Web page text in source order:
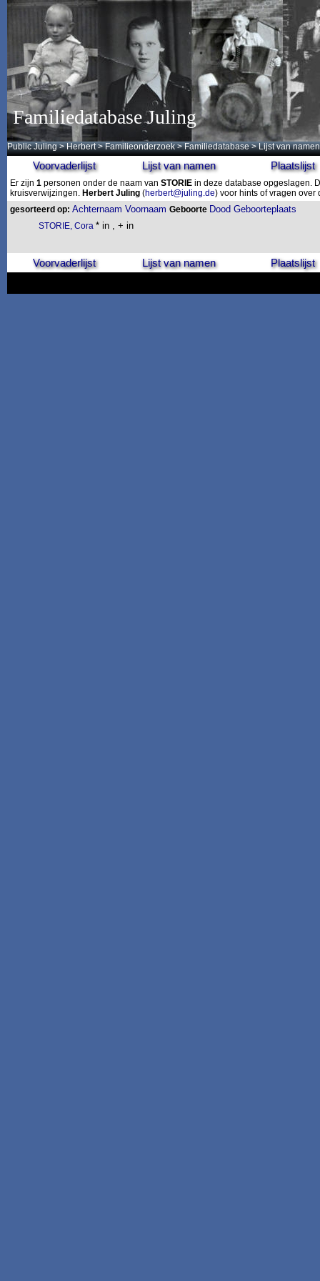
Familiedatabase Juling
Public Juling >Herbert >Familieonderzoek >Familiedatabase > Lijst van namen
Voorvaderlijst Lijst van namen Plaatslijst
Er zijn 1 personen onder de naam van STORIE in deze database opgeslagen.
kruisverwijzingen. Herbert Juling (herbert@juling.de) voor hints of vragen
gesorteerd op: Achternaam Voornaam Geboorte Dood Geboorteplaats
STORIE, Cora * in , + in
Voorvaderlijst Lijst van namen Plaatslijst